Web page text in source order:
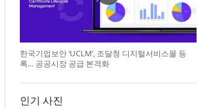
한국기업보안 ‘UCLM’, 조달청 디지털서비스몰 등
록… 공공시장 공급 본격화
인기 사진